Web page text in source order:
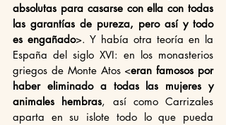
absolutas para casarse con ella con todas
las garantías de pureza, pero así y todo
es engañado>. Y había otra teoría en la
España del siglo XVI: en los monasterios
griegos de Monte Atos <eran famosos por
haber eliminado a todas las mujeres y
animales hembras, así como Carrizales
aparta en su islote todo lo que pueda